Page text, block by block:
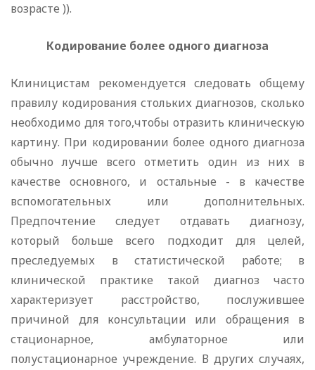
возрасте )).
Кодирование более одного диагноза
Клиницистам рекомендуется следовать общему
правилу кодирования стольких диагнозов, сколько
необходимо для того,чтобы отразить клиническую
картину. При кодировании более одного диагноза
обычно лучше всего отметить один из них в
качестве основного, и остальные - в качестве
вспомогательных или дополнительных.
Предпочтение следует отдавать диагнозу,
который больше всего подходит для целей,
преследуемых в статистической работе; в
клинической практике такой диагноз часто
характеризует расстройство, послужившее
причиной для консультации или обращения в
стационарное, амбулаторное или
полустационарное учреждение. В других случаях,